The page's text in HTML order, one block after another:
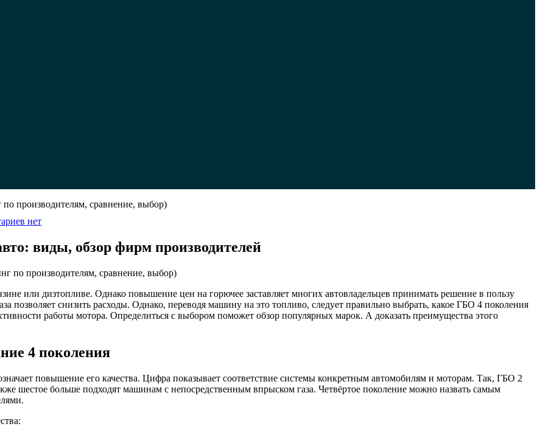
производителям, сравнение, выбор)
записи
ГБО
поколения
лучше
поставить
на
автомобиль
(рейтинг
производителям,
сравнение,
нет
виды, обзор фирм производителей
или дизтопливе. Однако повышение цен на горючее заставляет многих автовладельцев принимать решение в пользу
позволяет снизить расходы. Однако, переводя машину на это топливо, следует правильно выбрать, какое ГБО 4 поколения
работы мотора. Определиться с выбором поможет обзор популярных марок. А доказать преимущества этого
4 поколения
повышение его качества. Цифра показывает соответствие системы конкретным автомобилям и моторам. Так, ГБО 2
шестое больше подходят машинам с непосредственным впрыском газа. Четвёртое поколение можно назвать самым